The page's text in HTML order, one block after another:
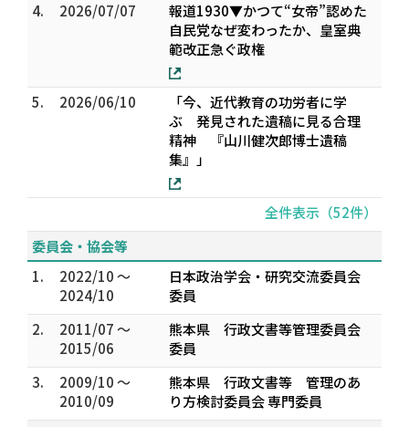
4. 2026/07/07
報道1930▼かつて“女帝”認めた
自民党なぜ変わったか、皇室典
範改正急ぐ政権
5. 2026/06/10
「今、近代教育の功労者に学
ぶ 発見された遺稿に見る合理
精神 『山川健次郎博士遺稿
集』」
全件表示（52件）
委員会・協会等
1.
2022/10 ～
2024/10
日本政治学会・研究交流委員会
委員
2.
2011/07 ～
2015/06
熊本県 行政文書等管理委員会
委員
3.
2009/10 ～
2010/09
熊本県 行政文書等 管理のあ
り方検討委員会 専門委員